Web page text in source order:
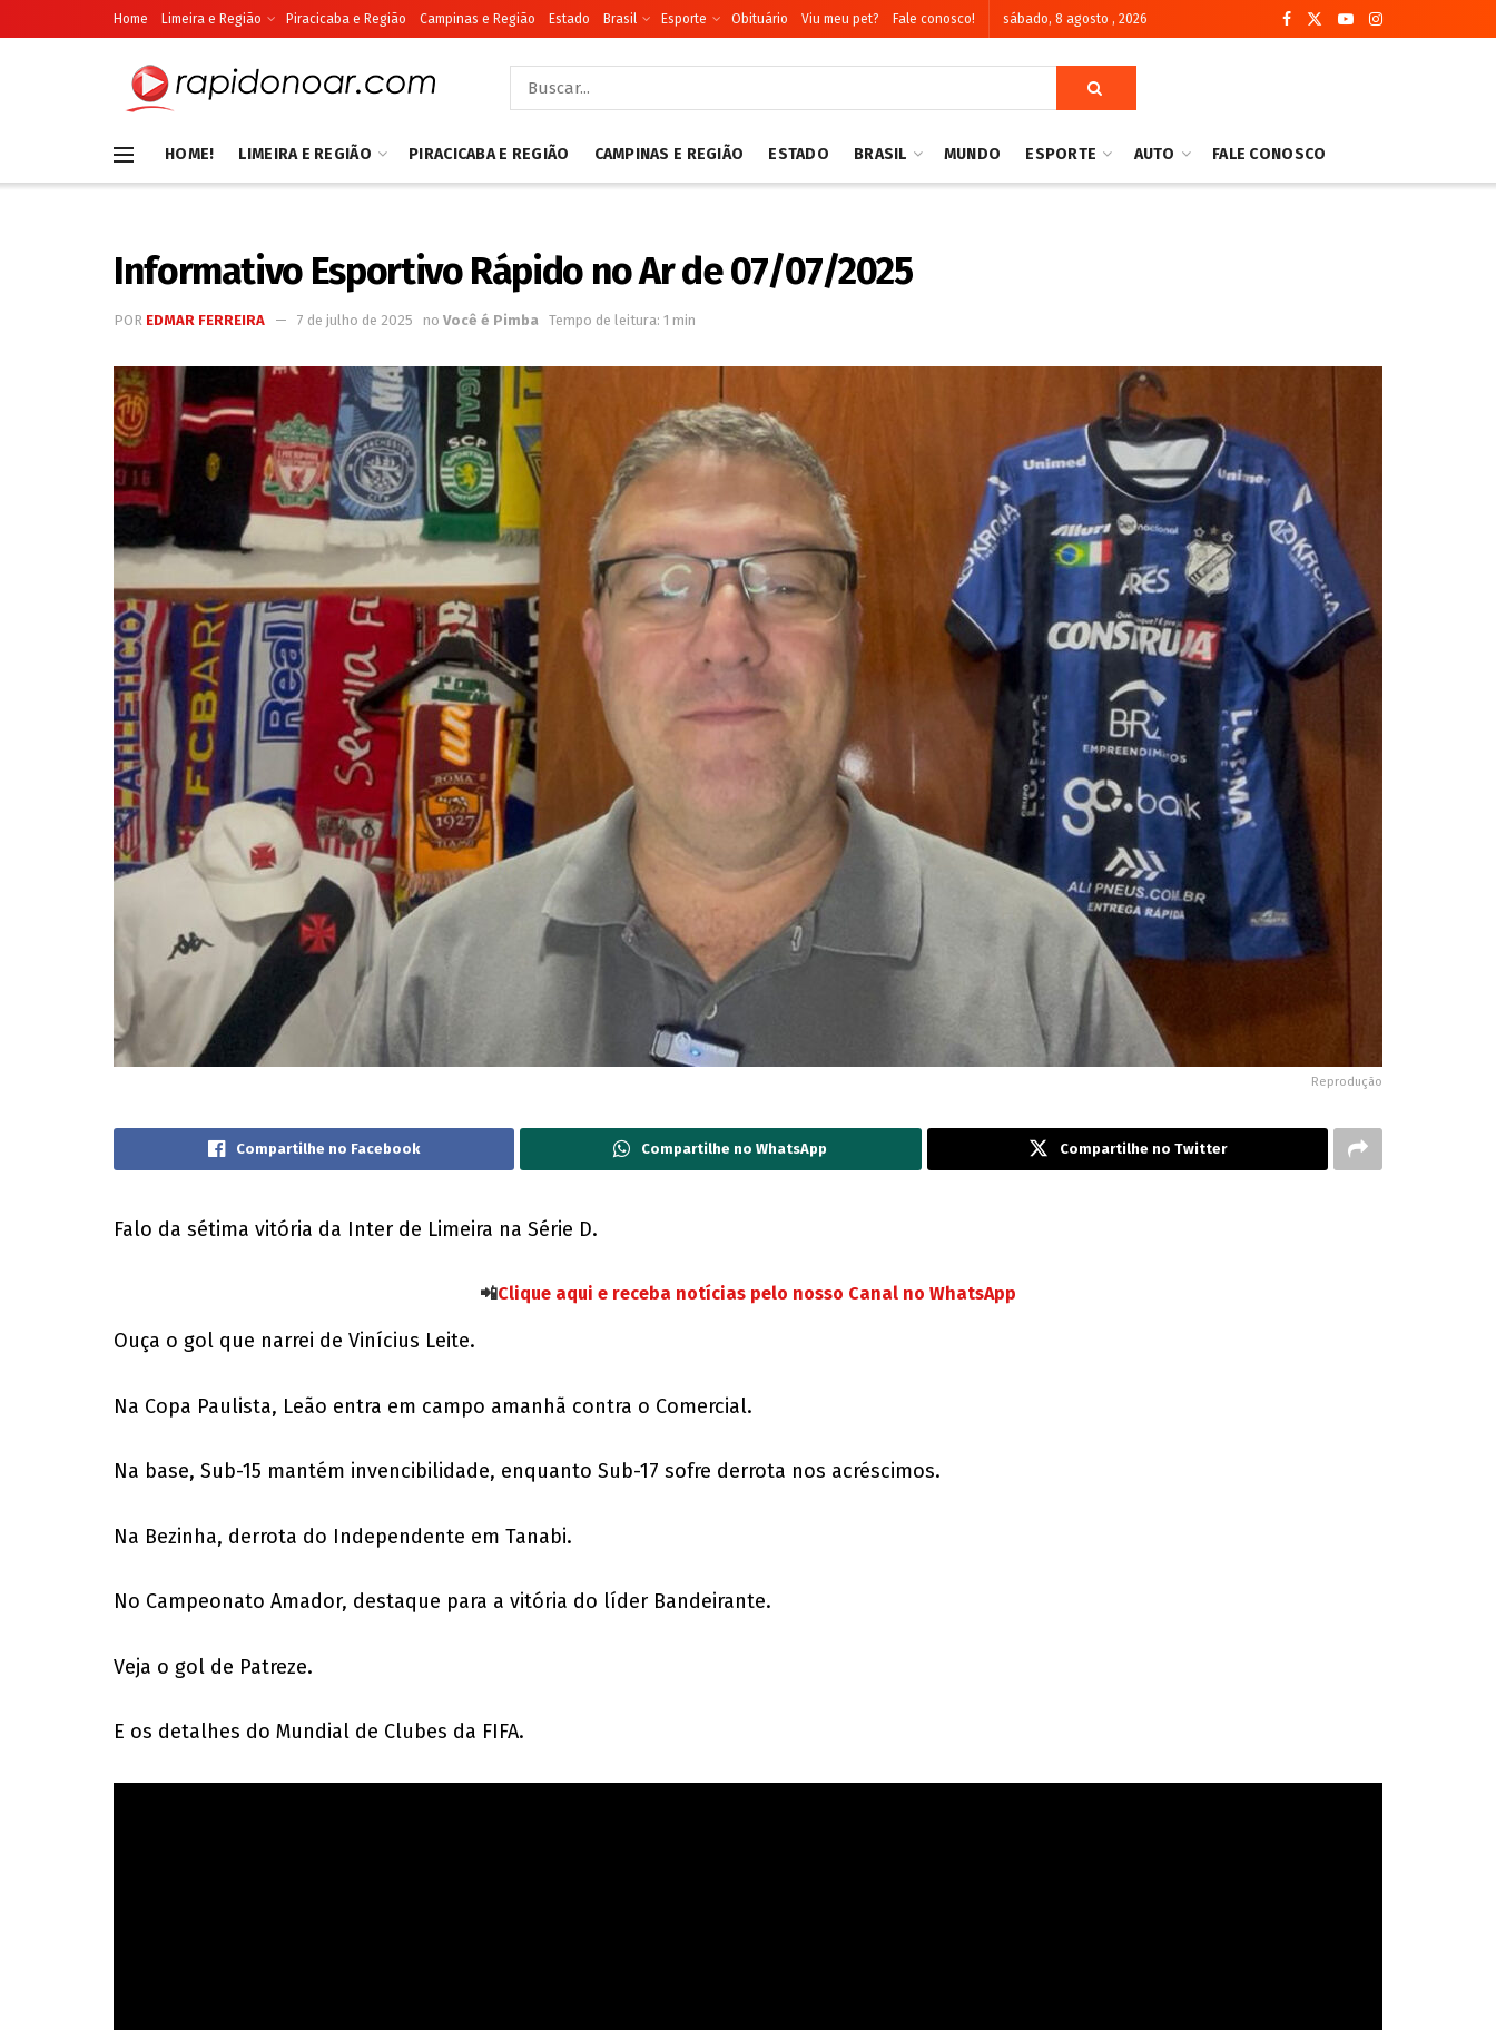
Home Limeira e Região Piracicaba e Região Campinas e Região Estado Brasil Esporte Obituário Viu meu pet? Fale conosco! sábado, 8 agosto , 2026
HOME! LIMEIRA E REGIÃO PIRACICABA E REGIÃO CAMPINAS E REGIÃO ESTADO BRASIL MUNDO ESPORTE AUTO FALE CONOSCO
Informativo Esportivo Rápido no Ar de 07/07/2025
POR EDMAR FERREIRA 7 de julho de 2025 no Você é Pimba Tempo de leitura: 1 min
Reprodução
Compartilhe no Facebook Compartilhe no WhatsApp Compartilhe no Twitter
Falo da sétima vitória da Inter de Limeira na Série D.
📲Clique aqui e receba notícias pelo nosso Canal no WhatsApp
Ouça o gol que narrei de Vinícius Leite.
Na Copa Paulista, Leão entra em campo amanhã contra o Comercial.
Na base, Sub-15 mantém invencibilidade, enquanto Sub-17 sofre derrota nos acréscimos.
Na Bezinha, derrota do Independente em Tanabi.
No Campeonato Amador, destaque para a vitória do líder Bandeirante.
Veja o gol de Patreze.
E os detalhes do Mundial de Clubes da FIFA.